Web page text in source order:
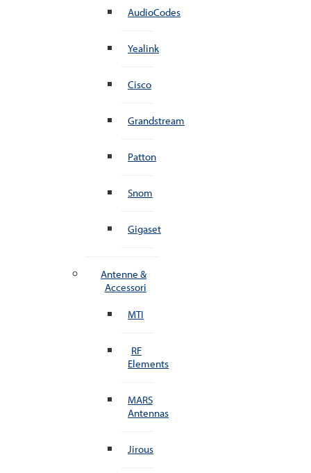
AudioCodes
Yealink
Cisco
Grandstream
Patton
Snom
Gigaset
Antenne &
Accessori
MTI
RF
Elements
MARS
Antennas
Jirous